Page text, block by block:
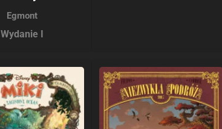
Egmont
Wydanie I